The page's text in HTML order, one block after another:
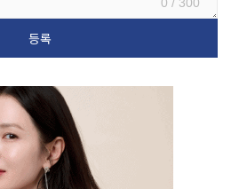
0 / 300